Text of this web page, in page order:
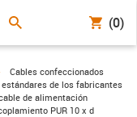
(0)
igus-icon-arrow-right
Cables confeccionados
de los fabricantes
de alimentación
PUR 10 x d